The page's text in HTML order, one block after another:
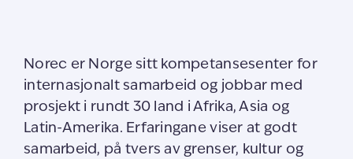
Norec er Norge sitt kompetansesenter for
internasjonalt samarbeid og jobbar med
prosjekt i rundt 30 land i Afrika, Asia og
Latin-Amerika. Erfaringane viser at godt
samarbeid, på tvers av grenser, kultur og